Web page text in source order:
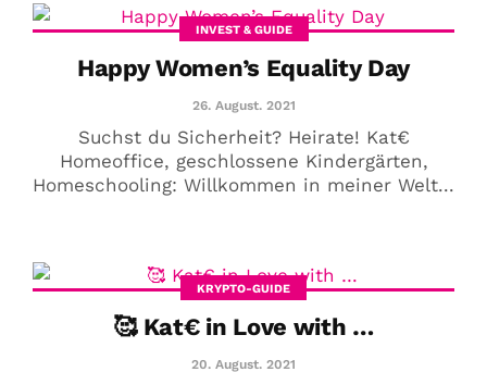
INVEST & GUIDE
Happy Women’s Equality Day
26. August. 2021
Suchst du Sicherheit? Heirate! Kat€
Homeoffice, geschlossene Kindergärten,
Homeschooling: Willkommen in meiner Welt...
KRYPTO-GUIDE
🥰 Kat€ in Love with …
20. August. 2021